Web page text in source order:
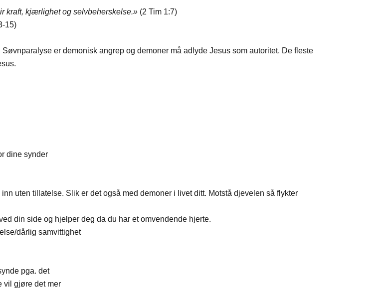
kraft, kjærlighet og selvbeherskelse.» (2 Tim 1:7)
15)
er demonisk angrep og demoner må adlyde Jesus som autoritet. De fleste
dine synder
uten tillatelse. Slik er det også med demoner i livet ditt. Motstå djevelen så flykter
din side og hjelper deg da du har et omvendende hjerte.
dårlig samvittighet
pga. det
vil gjøre det mer